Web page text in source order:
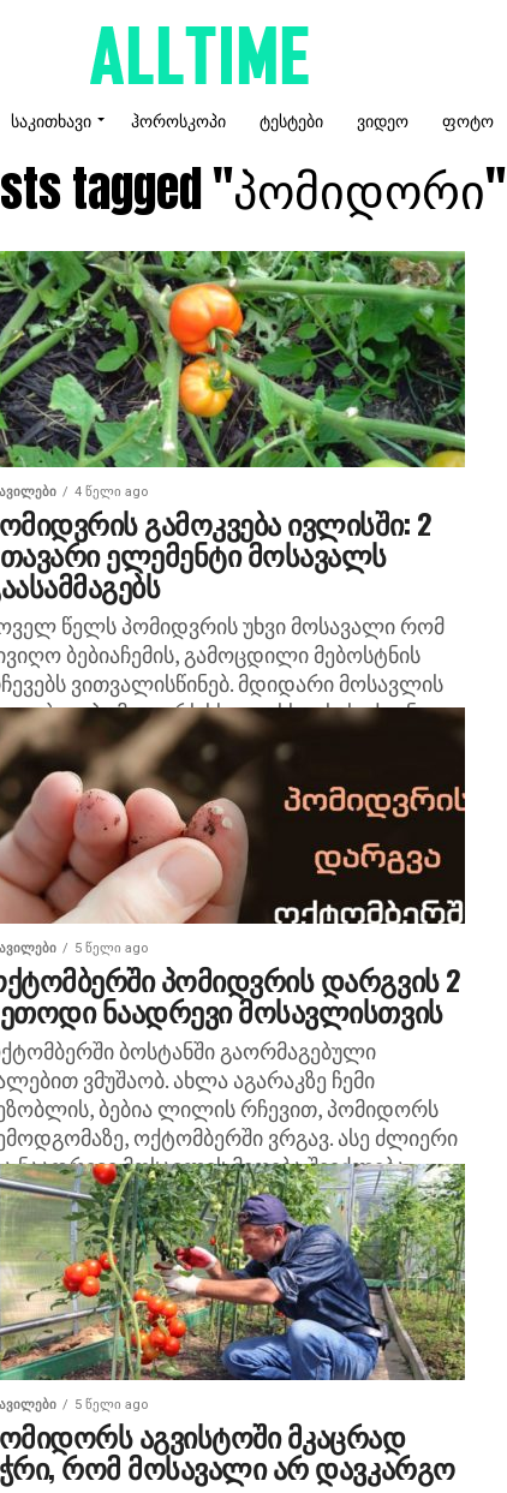
ᲡᲐᲙᲘᲗᲮᲐᲕᲘ ᲰᲝᲠᲝᲡᲙᲝᲞᲘ ᲢᲔᲡᲢᲔᲑᲘ ᲕᲘᲓᲔᲝ ᲤᲝᲢᲝ
tagged "პომიდორი"
4 წელი ago
გამოკვება ივლისში: 2
ელემენტი მოსავალს
წელს პომიდვრის უხვი მოსავალი რომ
ბებიაჩემის, გამოცდილი მებოსტნის
ვითვალისწინებ. მდიდარი მოსავლის
პომიდორს სხვადასხვა სასუქი უნდა
ივლისში, როცა პომიდორი
იწყებს, სწორად...
5 წელი ago
პომიდვრის დარგვის 2
ნაადრევი მოსავლისთვის
ბოსტანში გაორმაგებული
ვმუშაობ. ახლა აგარაკზე ჩემი
ბებია ლილის რჩევით, პომიდორს
ოქტომბერში ვრგავ. ასე ძლიერი
ნაადრევი მოსავლის მიღება შეიძლება.
ნამდვილად მეგაეფექტური...
5 წელი ago
აგვისტოში მკაცრად
რომ მოსავალი არ დავკარგო